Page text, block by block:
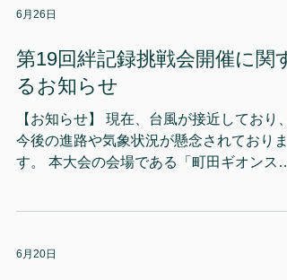
っております。 トラックシーズン最後のレ
模索いたしました結果、誠に急ではござい
すが、以下の通り6月28日日曜日に日程を
更し、夜間帯にて開催させていただくこと
いたしました。 直前での大幅なスケジュー
ル変更となり、皆様には多大なるご迷惑と
不便をおかけしますことを深くお詫び申し
り） ※タイムテーブル等の詳細につきまし
6月26日
第19回絆記録挑戦会開催に関す
るお知らせ
【お知らせ】 現在、台風が接近しており、
今後の進路や気象状況が懸念されておりま
す。 本大会の会場である「町田ギオンスタ
能性がございます。大変心苦しいご案内と
6月20日